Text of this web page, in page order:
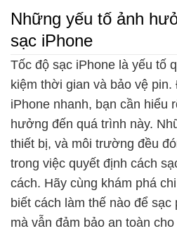
Những yếu tố ảnh
sạc iPhone
Tốc độ sạc iPhone là yếu tố
kiệm thời gian và bảo vệ
iPhone nhanh, bạn cần hiểu
hưởng đến quá trình này.
thiết bị, và môi trường đều
trong việc quyết định cách
cách. Hãy cùng khám phá
biết cách làm thế nào để
mà vẫn đảm bảo an toàn